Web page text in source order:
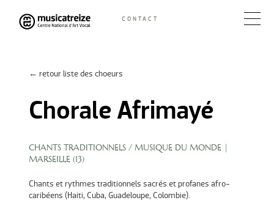
Skip
to
CONTACT
← retour liste des choeurs
Chorale Afrimayé
CHANTS TRADITIONNELS / MUSIQUE DU MONDE |
MARSEILLE (13)
Chants et rythmes traditionnels sacrés et profanes afro-
caribéens (Haiti, Cuba, Guadeloupe, Colombie).